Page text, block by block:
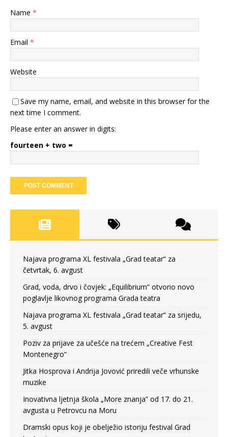
Name *
Email *
Website
Save my name, email, and website in this browser for the
next time I comment.
Please enter an answer in digits:
fourteen + two =
Najava programa XL festivala „Grad teatar“ za
četvrtak, 6. avgust
Grad, voda, drvo i čovjek: „Equilibrium“ otvorio novo
poglavlje likovnog programa Grada teatra
Najava programa XL festivala „Grad teatar“ za srijedu,
5. avgust
Poziv za prijave za učešće na trećem „Creative Fest
Montenegro“
Jitka Hosprova i Andrija Jovović priredili veče vrhunske
muzike
Inovativna ljetnja škola „More znanja” od 17. do 21.
avgusta u Petrovcu na Moru
Dramski opus koji je obelježio istoriju festival Grad